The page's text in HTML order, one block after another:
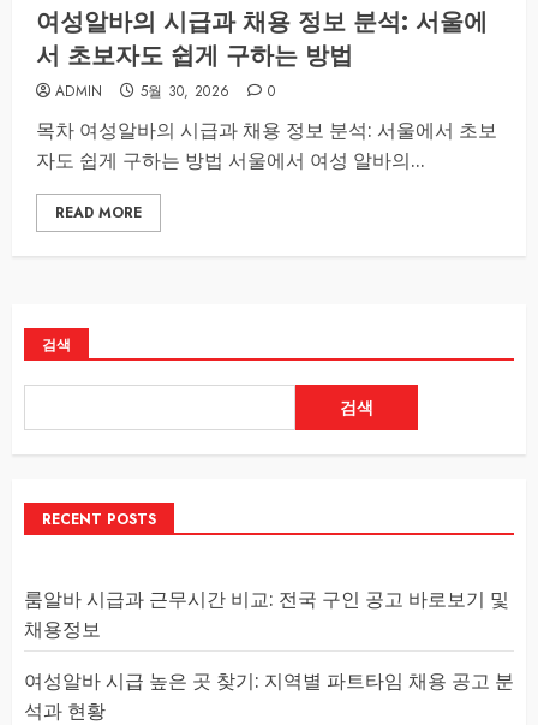
여성알바의 시급과 채용 정보 분석: 서울에
서 초보자도 쉽게 구하는 방법
ADMIN 5월 30, 2026 0
목차 여성알바의 시급과 채용 정보 분석: 서울에서 초보
자도 쉽게 구하는 방법 서울에서 여성 알바의...
READ MORE
검색
검색
RECENT POSTS
룸알바 시급과 근무시간 비교: 전국 구인 공고 바로보기 및
채용정보
여성알바 시급 높은 곳 찾기: 지역별 파트타임 채용 공고 분
석과 현황